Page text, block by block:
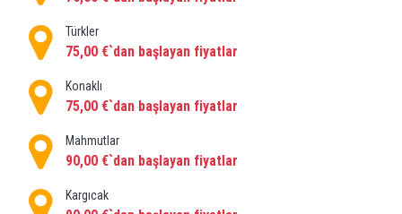
boyu gezmek ve alışveriş yapmak.
Selçuklu lideri "Alaaddin Kay Kubat" tarafından on
üçüncü yüzyılda kentin korunması amacıyla yaptırılan
bir Selçuklu kalesidir. 83 bakan kulesi ve 140
Türkler
75,00 €`dan başlayan fiyatlar
Konaklı
75,00 €`dan başlayan fiyatlar
Mahmutlar
90,00 €`dan başlayan fiyatlar
Kargıcak